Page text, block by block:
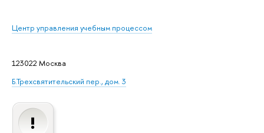
Центр управления учебным процессом
123022 Москва
Б.Трехсвятительский пер., дом. 3